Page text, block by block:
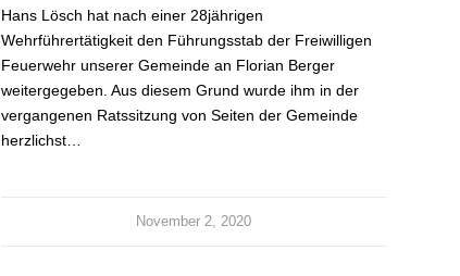
Hans Lösch hat nach einer 28jährigen
Wehrführertätigkeit den Führungsstab der Freiwilligen
Feuerwehr unserer Gemeinde an Florian Berger
weitergegeben. Aus diesem Grund wurde ihm in der
vergangenen Ratssitzung von Seiten der Gemeinde
herzlichst…
November 2, 2020